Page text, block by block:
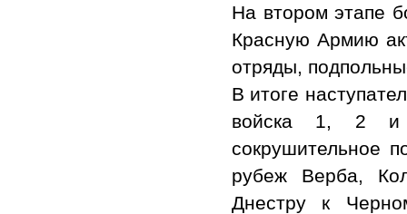
На втором этапе
Красную Армию
отряды,
В итоге
войска 1, 2 и
сокрушительное
рубеж Верба,
Днестру к